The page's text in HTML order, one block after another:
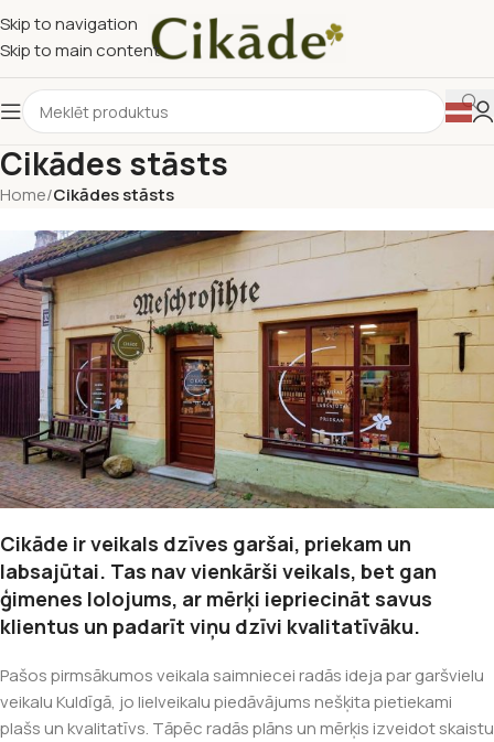
Skip to navigation
Skip to main content
Cikādes stāsts
Home/Cikādes stāsts
Cikāde ir veikals dzīves garšai, priekam un
labsajūtai. Tas nav vienkārši veikals, bet gan
ģimenes lolojums, ar mērķi iepriecināt savus
klientus un padarīt viņu dzīvi kvalitatīvāku.
Pašos pirmsākumos veikala saimniecei radās ideja par garšvielu
veikalu Kuldīgā, jo lielveikalu piedāvājums nešķita pietiekami
plašs un kvalitatīvs. Tāpēc radās plāns un mērķis izveidot skaistu